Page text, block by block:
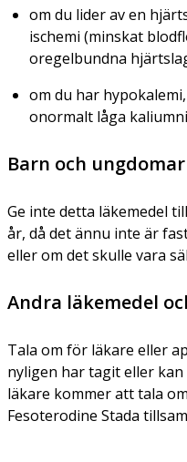
om du lider av en
ischemi (minskat
oregelbundna
om du har
onormalt låga
Barn och ungdomar
Ge inte detta läkemedel
år, då det ännu inte är
eller om det skulle vara
Andra läkemedel
Tala om för läkare eller
nyligen har tagit eller
läkare kommer att tala
Fesoterodine Stada